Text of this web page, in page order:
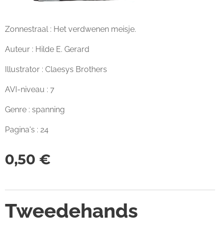
Zonnestraal : Het verdwenen meisje.
Auteur : Hilde E. Gerard
Illustrator : Claesys Brothers
AVI-niveau : 7
Genre : spanning
Pagina's : 24
0,50 €
Tweedehands